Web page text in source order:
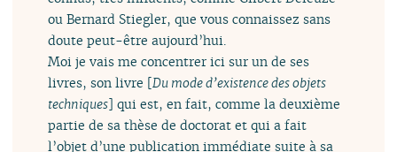
ou Bernard Stiegler, que vous connaissez sans
doute peut-être aujourd’hui.
Moi je vais me concentrer ici sur un de ses
livres, son livre [Du mode d’existence des objets
techniques] qui est, en fait, comme la deuxième
partie de sa thèse de doctorat et qui a fait
l’objet d’une publication immédiate suite à sa